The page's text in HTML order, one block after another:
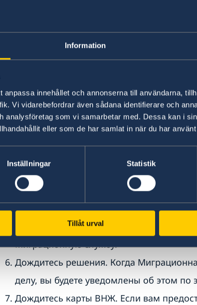
Information
innehållet och annonserna till användarna,
Vi vidarebefordrar även sådana identifierare och
analysföretag som vi samarbetar med. Dessa kan i
eller som de har samlat in när du har
Inställningar Statistik
Tillåt urval
Вы выбираете выходной день и время
забронированное личное
ваши документы, сделана фотография
Посетите посольство и возьмите с
приложили к своему онлайн-
за 15 минут до назначенного времени
Если вы не явитесь на
что не можете приехать, ваше дело
Миграционную службу, и ваше
После собеседования ваше дело будет
Миграционную службу.
Дождитесь решения. Когда
делу, вы будете уведомлены об этом по
Дождитесь карты ВНЖ. Если вам